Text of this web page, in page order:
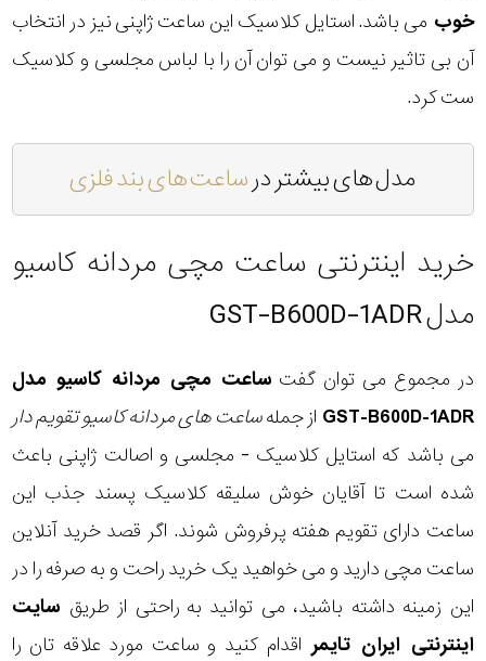
خوب می باشد. استایل کلاسیک این ساعت ژاپنی نیز در انتخاب
آن بی تاثیر نیست و می توان آن را با لباس مجلسی و کلاسیک
ست کرد.
مدل های بیشتر درساعت های بند فلزی
خرید اینترنتی ساعت مچی مردانه کاسیو
مدل GST-B600D-1ADR
در مجموع می توان گفت ساعت مچی مردانه کاسیو مدل
GST-B600D-1ADR از جملهساعت های مردانه کاسیو تقویم دار
می باشد که استایل کلاسیک - مجلسی و اصالت ژاپنی باعث
شده است تا آقایان خوش سلیقه کلاسیک پسند جذب این
ساعت دارای تقویم هفته پرفروش شوند. اگر قصد خرید آنلاین
ساعت مچی دارید و می خواهید یک خرید راحت و به صرفه را در
این زمینه داشته باشید، می توانید به راحتی از طریق سایت
اینترنتی ایران تایمر اقدام کنید و ساعت مورد علاقه تان را